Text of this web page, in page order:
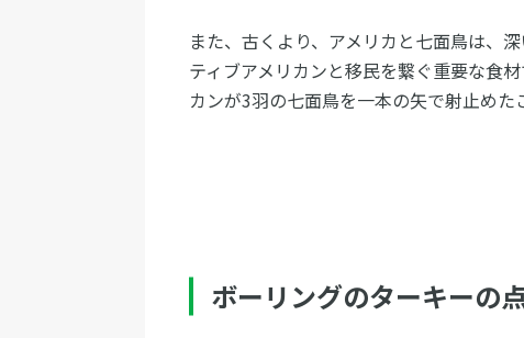
また、古くより、アメリカと七面鳥は、
ティブアメリカンと移民を繋ぐ重要な食
カンが3羽の七面鳥を一本の矢で射止めた
ボーリングのターキーの